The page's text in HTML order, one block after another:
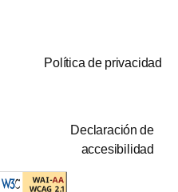
Política de privacidad
Declaración de
accesibilidad